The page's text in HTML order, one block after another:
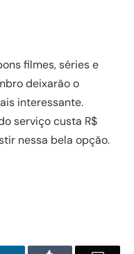
filmes, séries e
deixarão o
interessante.
serviço custa R$
nessa bela opção.